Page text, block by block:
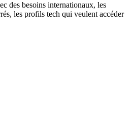
des besoins internationaux, les
les profils tech qui veulent accéder